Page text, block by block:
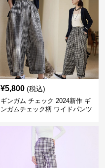
¥5,800 (税込)
ギンガム チェック 2024新作 ギ
ンガムチェック柄 ワイドパンツ